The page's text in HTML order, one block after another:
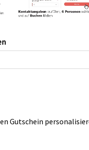
Gutschein